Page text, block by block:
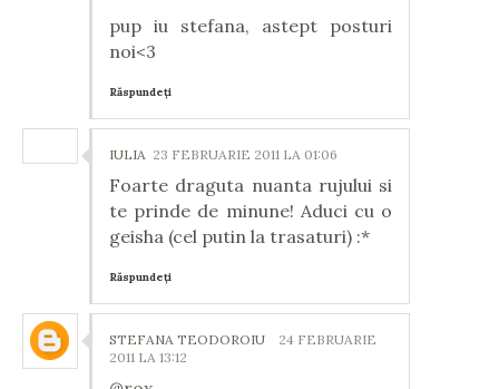
pup iu stefana, astept posturi
noi<3
Răspundeți
IULIA 23 FEBRUARIE 2011 LA 01:06
Foarte draguta nuanta rujului si
te prinde de minune! Aduci cu o
geisha (cel putin la trasaturi) :*
Răspundeți
STEFANA TEODOROIU
24 FEBRUARIE
2011 LA 13:12